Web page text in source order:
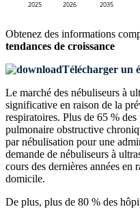
Obtenez des informations
tendances de croissance
Télécharger un
Le marché des nébuliseurs à
significative en raison de la
respiratoires. Plus de 65 %
pulmonaire obstructive
par nébulisation pour une
demande de nébuliseurs à
cours des dernières années en
domicile.
De plus, plus de 80 % des